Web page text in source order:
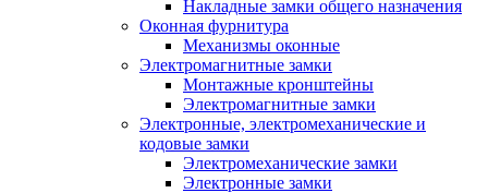
Накладные замки общего назначения
Оконная фурнитура
Механизмы оконные
Электромагнитные замки
Монтажные кронштейны
Электромагнитные замки
Электронные, электромеханические и
кодовые замки
Электромеханические замки
Электронные замки